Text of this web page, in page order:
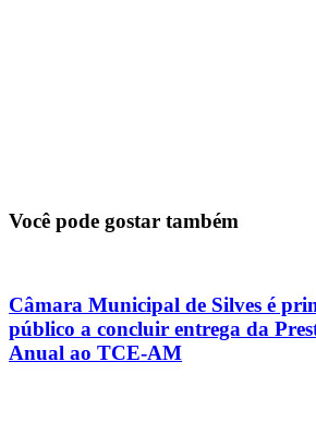
Você pode gostar também
Câmara Municipal de Silves é
público a concluir entrega da
Anual ao TCE-AM